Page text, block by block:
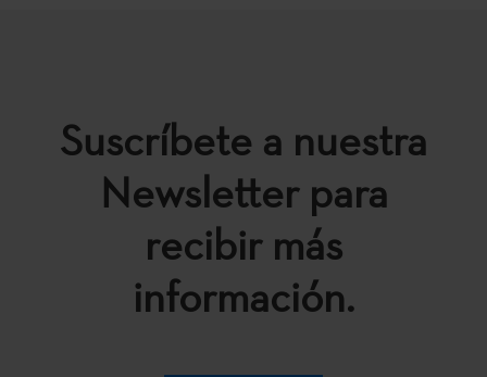
Suscríbete a nuestra
Newsletter para
recibir más
información.